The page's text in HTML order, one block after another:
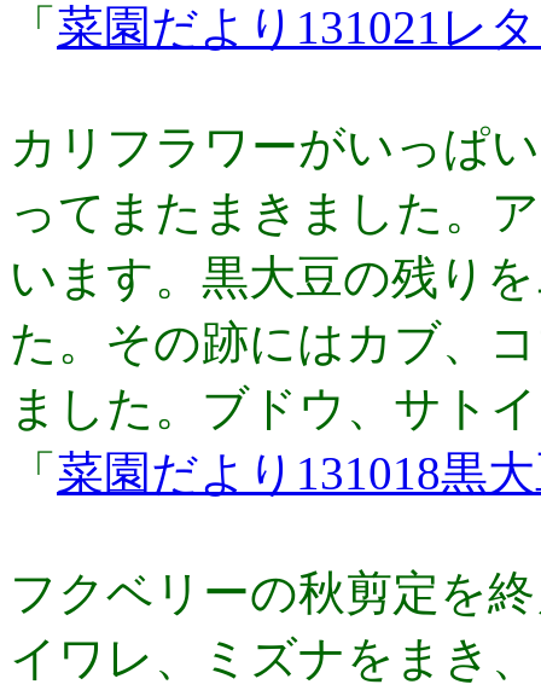
「 菜園だより131021レ
カリフラワーがいっぱ
ってまたまきました。
います。黒大豆の残り
た。その跡にはカブ、
ました。ブドウ、サト
「 菜園だより131018黒
フクベリーの秋剪定を
イワレ、ミズナをまき